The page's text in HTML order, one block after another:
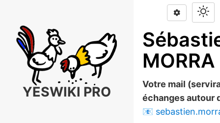
YESWIKI PRO
MORRA
Votre mail
échanges autour